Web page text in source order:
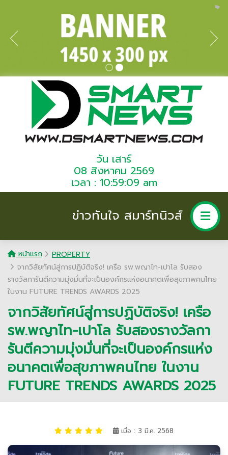
วัน เสาร์
08 สิงหาคม 2569
เวลา : 10:59:09 am
ข่าวทันใจ สมาร์ทนิวส์
หน้าแรก
PROPERTY
จากวิสัยทัศน์สู่การปฏิบัติจริง! เครือ รพ.พญาไท-เปาโล รับสอง
รางวัลการันตีความมุ่งมั่นที่จะเป็นองค์กรแห่งอนาคตเพื่อสุขภาพคนไทย
ในงาน FUTURE TRENDS AWARDS 2025
จากวิสัยทัศน์สู่การปฏิบัติจริง! เครือ
รพ.พญาไท-เปาโล รับสองรางวัลกา
รันตีความมุ่งมั่นที่จะเป็นองค์กรแห่ง
อนาคตเพื่อสุขภาพคนไทย ในงาน
FUTURE TRENDS AWARDS 2025
เมื่อ : 3 มี.ค. 2568